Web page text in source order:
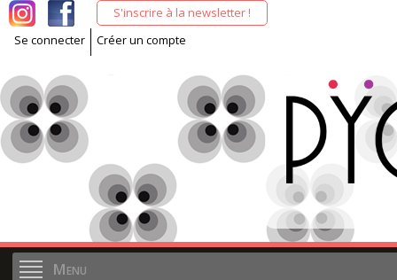
S'inscrire à la newsletter !
Se connecter Créer un compte
Menu